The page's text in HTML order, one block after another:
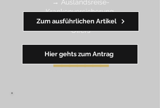
→ Auslandsreise-
Krankenversicherung
→ wertvolle Rabatte dank Amex
Offers
━━━━━━━
Zum ausführlichen Artikel
Hier gehts zum Antrag